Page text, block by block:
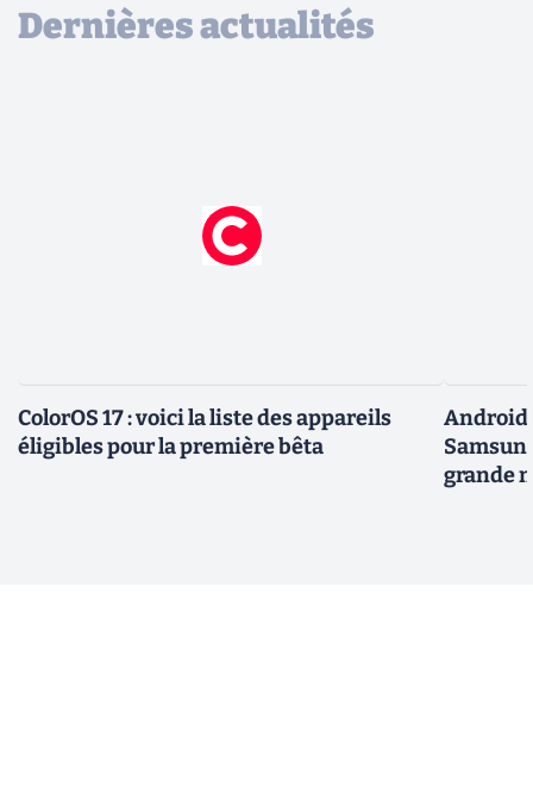
Dernières actualités
ColorOS 17 : voici la liste des appareils
éligibles pour la première bêta
Android
grande